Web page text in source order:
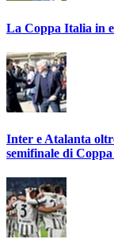
La Coppa Italia in
Inter e Atalanta
semifinale di